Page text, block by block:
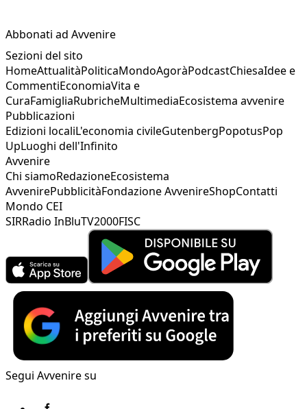
Abbonati ad Avvenire
Sezioni del sito
HomeAttualitàPoliticaMondoAgoràPodcastChiesaIdee e
CommentiEconomiaVita e
CuraFamigliaRubricheMultimediaEcosistema avvenire
Pubblicazioni
Edizioni localiL'economia civileGutenbergPopotusPop
UpLuoghi dell'Infinito
Avvenire
Chi siamoRedazioneEcosistema
AvvenirePubblicitàFondazione AvvenireShopContatti
Mondo CEI
SIRRadio InBluTV2000FISC
Segui Avvenire su